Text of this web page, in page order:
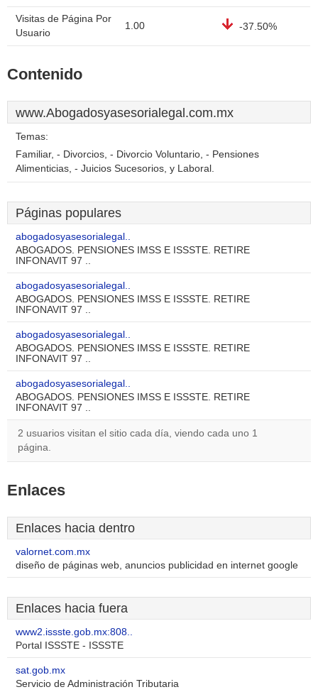
Visitas de Página Por
Usuario
1.00 -37.50%
Contenido
www.Abogadosyasesorialegal.com.mx
Temas:
Familiar, - Divorcios, - Divorcio Voluntario, - Pensiones
Alimenticias, - Juicios Sucesorios, y Laboral.
Páginas populares
abogadosyasesorialegal..
ABOGADOS. PENSIONES IMSS E ISSSTE. RETIRE
INFONAVIT 97 ..
abogadosyasesorialegal..
ABOGADOS. PENSIONES IMSS E ISSSTE. RETIRE
INFONAVIT 97 ..
abogadosyasesorialegal..
ABOGADOS. PENSIONES IMSS E ISSSTE. RETIRE
INFONAVIT 97 ..
abogadosyasesorialegal..
ABOGADOS. PENSIONES IMSS E ISSSTE. RETIRE
INFONAVIT 97 ..
2 usuarios visitan el sitio cada día, viendo cada uno 1
página.
Enlaces
Enlaces hacia dentro
valornet.com.mx
diseño de páginas web, anuncios publicidad en internet google
Enlaces hacia fuera
www2.issste.gob.mx:808..
Portal ISSSTE - ISSSTE
sat.gob.mx
Servicio de Administración Tributaria